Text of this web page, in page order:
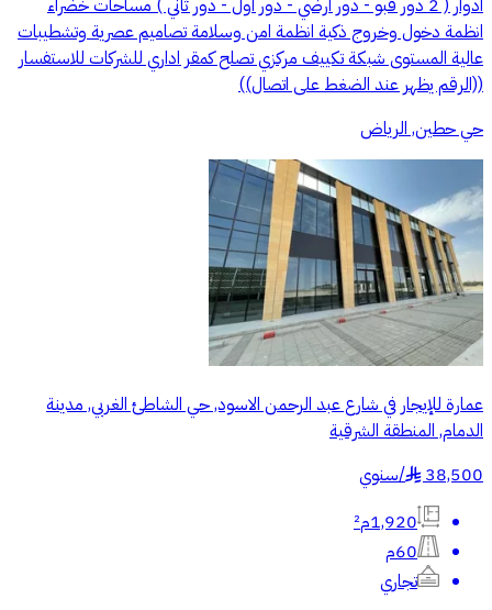
ادوار ( 2 دور قبو - دور ارضي - دور اول - دور ثاني ) مساحات خضراء
انظمة دخول وخروج ذكية انظمة امن وسلامة تصاميم عصرية وتشطيبات
عالية المستوى شبكة تكييف مركزي تصلح كمقر اداري للشركات للاستفسار
((الرقم يظهر عند الضغط على اتصال))
حي حطين, الرياض
عمارة للإيجار في شارع عبد الرحمن الاسود, حي الشاطئ الغربي, مدينة
الدمام, المنطقة الشرقية
38,500
§
/سنوي
1,920م²
60م
تجاري